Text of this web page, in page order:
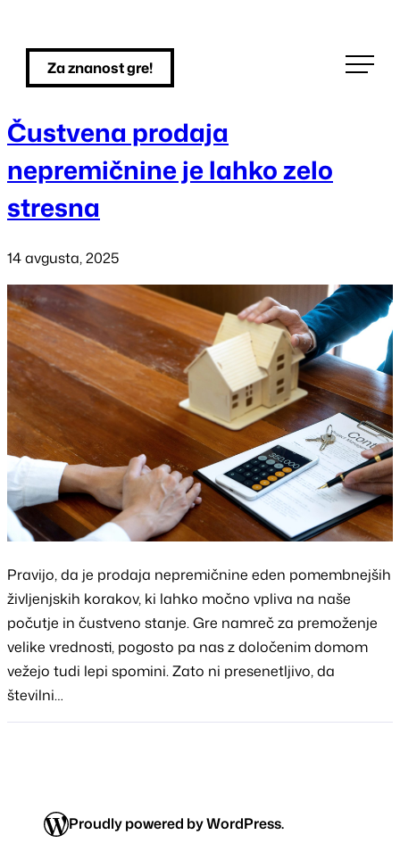
contentZa znanost gre!
Čustvena prodaja
nepremičnine je lahko zelo
stresna
14 avgusta, 2025
Pravijo, da je prodaja nepremičnine eden pomembnejših
življenjskih korakov, ki lahko močno vpliva na naše
počutje in čustveno stanje. Gre namreč za premoženje
velike vrednosti, pogosto pa nas z določenim domom
vežejo tudi lepi spomini. Zato ni presenetljivo, da
številni…
Proudly powered by WordPress.